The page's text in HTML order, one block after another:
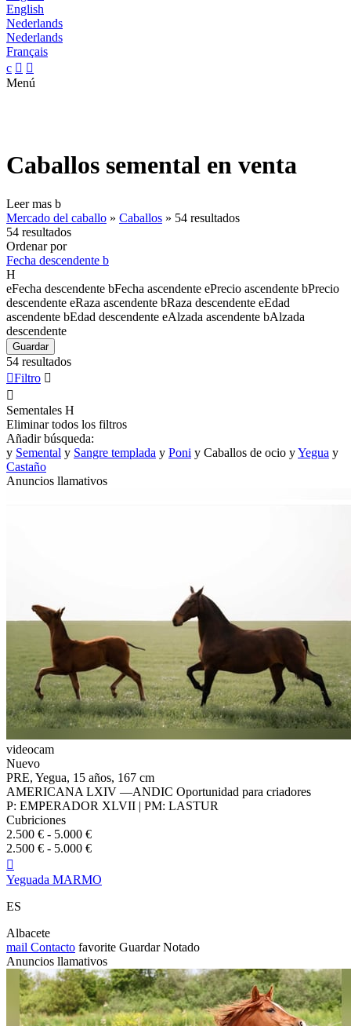
English
Nederlands
Nederlands
Français
c  
Menú
Caballos semental en venta
Leer mas b
Mercado del caballo » Caballos » 54 resultados
54 resultados
Ordenar por
Fecha descendente b
H
eFecha descendente bFecha ascendente ePrecio ascendente bPrecio
descendente eRaza ascendente bRaza descendente eEdad
ascendente bEdad descendente eAlzada ascendente bAlzada
descendente
Guardar
54 resultados
Filtro 

Sementales H
Eliminar todos los filtros
Añadir búsqueda:
y Semental y Sangre templada y Poni y Caballos de ocio yYegua y
Castaño
Anuncios llamativos
videocam
Nuevo
PRE, Yegua, 15 años, 167 cm
AMERICANA LXIV —ANDIC Oportunidad para criadores
P: EMPERADOR XLVII | PM: LASTUR
Cubriciones
2.500 € - 5.000 €
2.500 € - 5.000 €

Yeguada MARMO
ES
Albacete
mail Contacto favorite Guardar Notado
Anuncios llamativos